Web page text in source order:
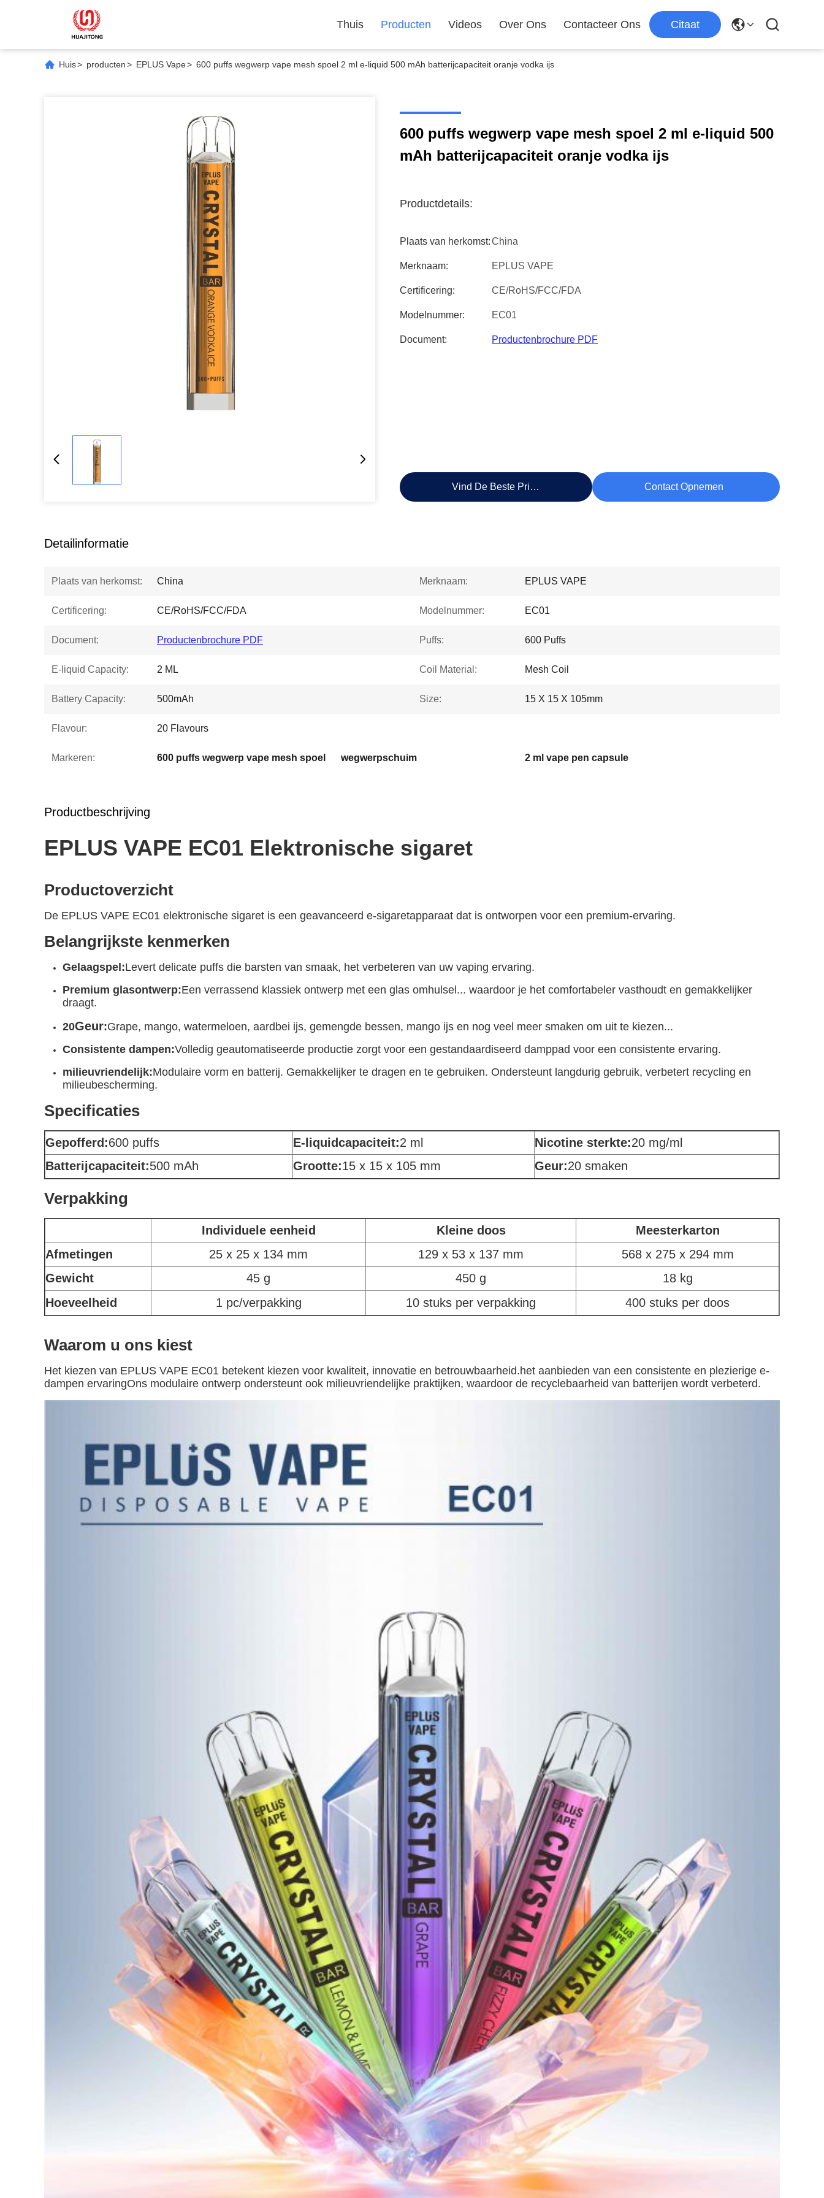
Thuis Producten Videos Over Ons Contacteer Ons Citaat
Huis> producten> EPLUS Vape> 600 puffs wegwerp vape mesh spoel 2 ml e-liquid 500 mAh batterijcapaciteit oranje vodka ijs
600 puffs wegwerp vape mesh spoel 2 ml e-liquid 500
mAh batterijcapaciteit oranje vodka ijs
Productdetails:
Plaats van herkomst:China
Merknaam: EPLUS VAPE
Certificering: CE/RoHS/FCC/FDA
Modelnummer: EC01
Document: Productenbrochure PDF
Vind De Beste Prijs Contact Opnemen
Detailinformatie
Plaats van herkomst: China Merknaam: EPLUS VAPE
Certificering: CE/RoHS/FCC/FDA Modelnummer: EC01
Document: Productenbrochure PDF Puffs: 600 Puffs
E-liquid Capacity: 2 ML Coil Material: Mesh Coil
Battery Capacity: 500mAh Size: 15 X 15 X 105mm
Flavour: 20 Flavours
Markeren: 600 puffs wegwerp vape mesh spoel wegwerpschuim 2 ml vape pen capsule
Productbeschrijving
EPLUS VAPE EC01 Elektronische sigaret
Productoverzicht
De EPLUS VAPE EC01 elektronische sigaret is een geavanceerd e-sigaretapparaat dat is ontworpen voor een premium-ervaring.
Belangrijkste kenmerken
Gelaagspel:Levert delicate puffs die barsten van smaak, het verbeteren van uw vaping ervaring.
Premium glasontwerp:Een verrassend klassiek ontwerp met een glas omhulsel... waardoor je het comfortabeler vasthoudt en gemakkelijker
draagt.
20Geur:Grape, mango, watermeloen, aardbei ijs, gemengde bessen, mango ijs en nog veel meer smaken om uit te kiezen...
Consistente dampen:Volledig geautomatiseerde productie zorgt voor een gestandaardiseerd damppad voor een consistente ervaring.
milieuvriendelijk:Modulaire vorm en batterij. Gemakkelijker te dragen en te gebruiken. Ondersteunt langdurig gebruik, verbetert recycling en
milieubescherming.
Specificaties
Gepofferd:600 puffs E-liquidcapaciteit:2 ml Nicotine sterkte:20 mg/ml
Batterijcapaciteit:500 mAh Grootte:15 x 15 x 105 mm Geur:20 smaken
Verpakking
Individuele eenheid Kleine doos
Meesterkarton
Afmetingen
25 x 25 x 134 mm 129 x 53 x 137 mm
568 x 275 x 294 mm
Gewicht
45 g 450 g
18 kg
Hoeveelheid
1 pc/verpakking 10 stuks per verpakking 400 stuks per doos
Waarom u ons kiest
Het kiezen van EPLUS VAPE EC01 betekent kiezen voor kwaliteit, innovatie en betrouwbaarheid.het aanbieden van een consistente en plezierige e-
dampen ervaringOns modulaire ontwerp ondersteunt ook milieuvriendelijke praktijken, waardoor de recyclebaarheid van batterijen wordt verbeterd.